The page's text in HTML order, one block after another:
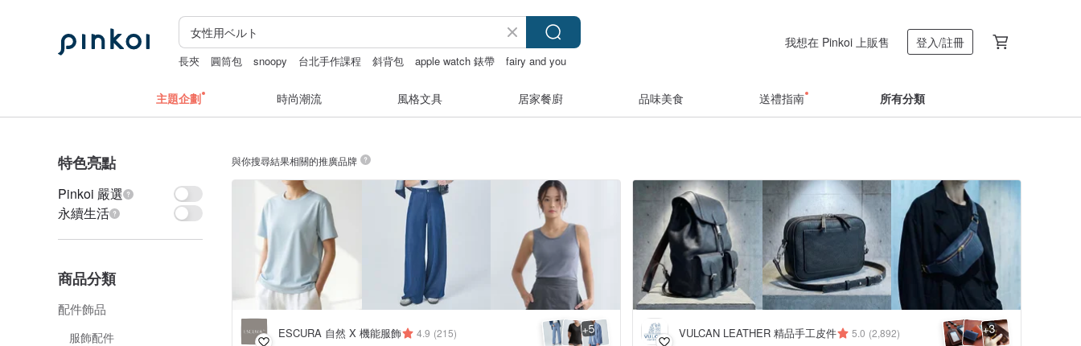
長夾 圓筒包 snoopy 台北手作課程 斜背包 apple watch 錶帶
fairy and you
我想在 Pinkoi 上販售 登入/註冊
主題企劃 時尚潮流 風格文具 居家餐廚 品味美食 送禮指南 所有分類
特色亮點
Pinkoi 嚴選
永續生活
商品分類
配件飾品
服飾配件
與你搜尋結果相關的推廣品牌
ESCURA 自然 X 機能服飾 4.9 (215) +5 VULCAN LEATHER 精品手工皮件 5.0 (2,892) +3